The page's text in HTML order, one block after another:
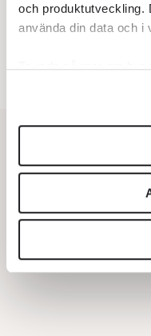
och produktutveckling.
använda din data och i
Ta reda på mer om hur
Du kan ändra eller dra
helst från cookie-
Vi använder
för sociala medier och
vidarebefordrar även
information från din
annons- och
5.Därför liknar Putin
Av: Bengt Jangfeldt